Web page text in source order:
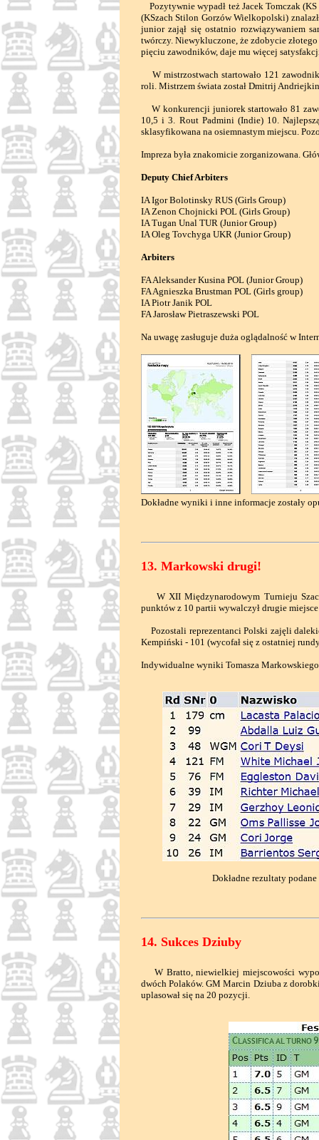
Pozytywnie wypadł też Jacek Tomczak
(KSzach Stilon Gorzów Wielkopolski)
junior zajął się ostatnio rozwiązywaniem
twórczy. Niewykluczone, że zdobycie
pięciu zawodników, daje mu więcej
W mistrzostwach startowało 121
roli. Mistrzem świata został Dmitrij
W konkurencji juniorek startowało 81
10,5 i 3. Rout Padmini (Indie) 10.
sklasyfikowana na osiemnastym miejscu.
Impreza była znakomicie zorganizowana.
Deputy Chief Arbiters
IA Igor Bolotinsky RUS (Girls Group)
IA Zenon Chojnicki POL (Girls Group)
IA Tugan Unal TUR (Junior Group)
IA Oleg Tovchyga UKR (Junior Group)
Arbiters
FA Aleksander Kusina POL (Junior Group)
FA Agnieszka Brustman POL (Girls group)
IA Piotr Janik POL
FA Jarosław Pietraszewski POL
Na uwagę zasługuje duża oglądalność w
Dokładne wyniki i inne informacje zostały
13. Markowski drugi!
W XII Międzynarodowym Turnieju
punktów z 10 partii wywalczył drugie
Pozostali reprezentanci Polski zajęli
Kempiński - 101 (wycofał się z ostatniej
Indywidualne wyniki Tomasza
Dokładne rezultaty
14. Sukces Dziuby
W Bratto, niewielkiej miejscowości
dwóch Polaków. GM Marcin Dziuba z
uplasował się na 20 pozycji.